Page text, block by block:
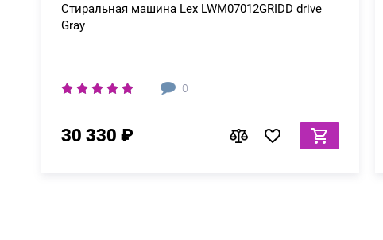
Стиральная машина Lex LWM07012GRIDD drive
Gray
0
30 330 ₽